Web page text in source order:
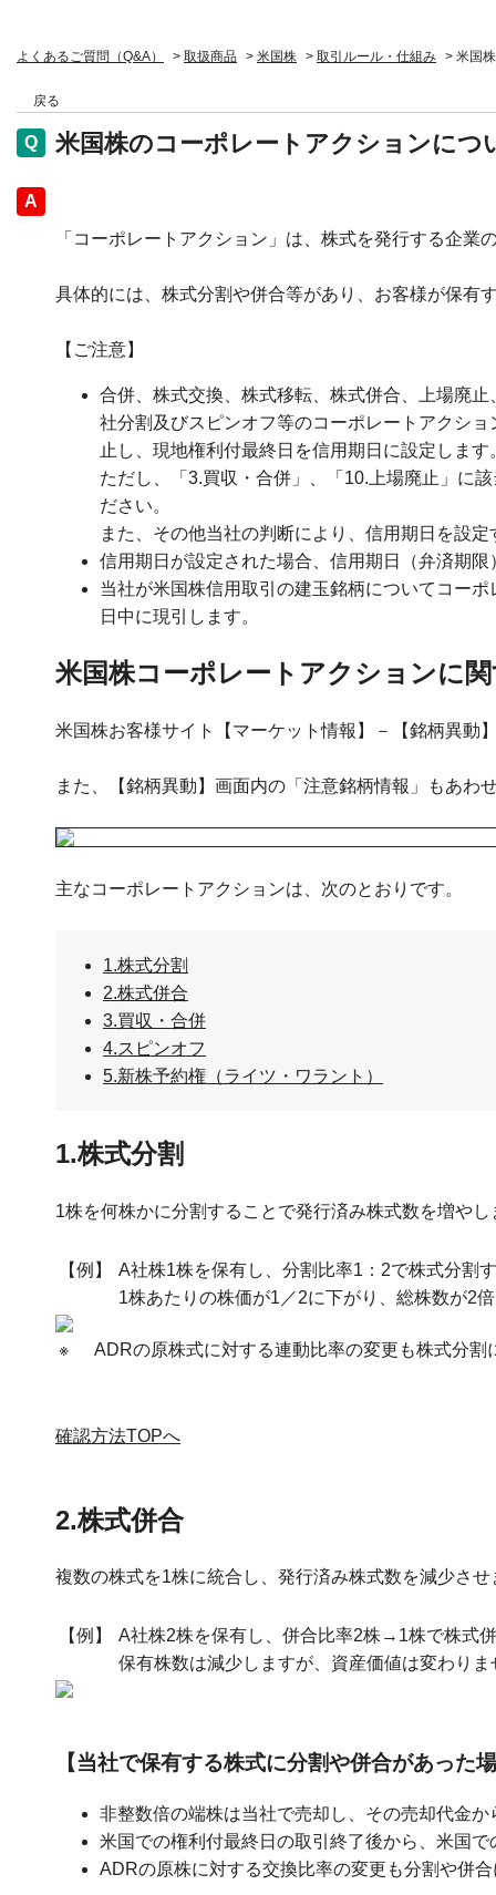
よくあるご質問（Q&A） > 取扱商品 > 米国株 > 取引ルール・仕組み > 米国
戻る
米国株のコーポレートアクションにつ
回答
「コーポレートアクション」は、株式を発行する企業
具体的には、株式分割や併合等があり、お客様が保有
【ご注意】
合併、株式交換、株式移転、株式併合、上場廃
社分割及びスピンオフ等のコーポレートアクシ
止し、現地権利付最終日を信用期日に設定します
ただし、「3.買収・合併」、「10.上場廃止」に
ださい。
また、その他当社の判断により、信用期日を設
信用期日が設定された場合、信用期日（弁済期
当社が米国株信用取引の建玉銘柄についてコー
日中に現引します。
米国株コーポレートアクションに
米国株お客様サイト【マーケット情報】－【銘柄異動
また、【銘柄異動】画面内の「注意銘柄情報」もあわ
主なコーポレートアクションは、次のとおりです。
1.株式分割
2.株式併合
3.買収・合併
4.スピンオフ
5.新株予約権（ライツ・ワラント）
1.株式分割
1株を何株かに分割することで発行済み株式数を増やし
【例】
A社株1株を保有し、分割比率1：2で株式分割
1株あたりの株価が1／2に下がり、総株数が2
※ ADRの原株式に対する連動比率の変更も株式分割
確認方法TOPへ
2.株式併合
複数の株式を1株に統合し、発行済み株式数を減少させ
【例】
A社株2株を保有し、併合比率2株→1株で株式
保有株数は減少しますが、資産価値は変わりま
【当社で保有する株式に分割や併合があった
非整数倍の端株は当社で売却し、その売却代金
米国での権利付最終日の取引終了後から、米国
ADRの原株に対する交換比率の変更も分割や併